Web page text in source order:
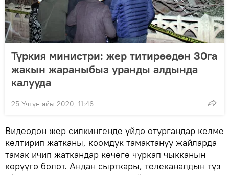
Түркия министри: жер титирөөдөн 30га
жакын жараныбыз уранды алдында
калууда
25 Үчтүн айы 2020, 11:46
Видеодон жер силкингенде үйдө отургандар келме
келтирип жатканы, коомдук тамактануу жайларда
тамак ичип жаткандар көчөгө чуркап чыкканын
көрүүгө болот. Андан сырткары, телеканалдын түз